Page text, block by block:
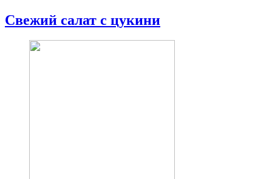
Свежий салат с цукини